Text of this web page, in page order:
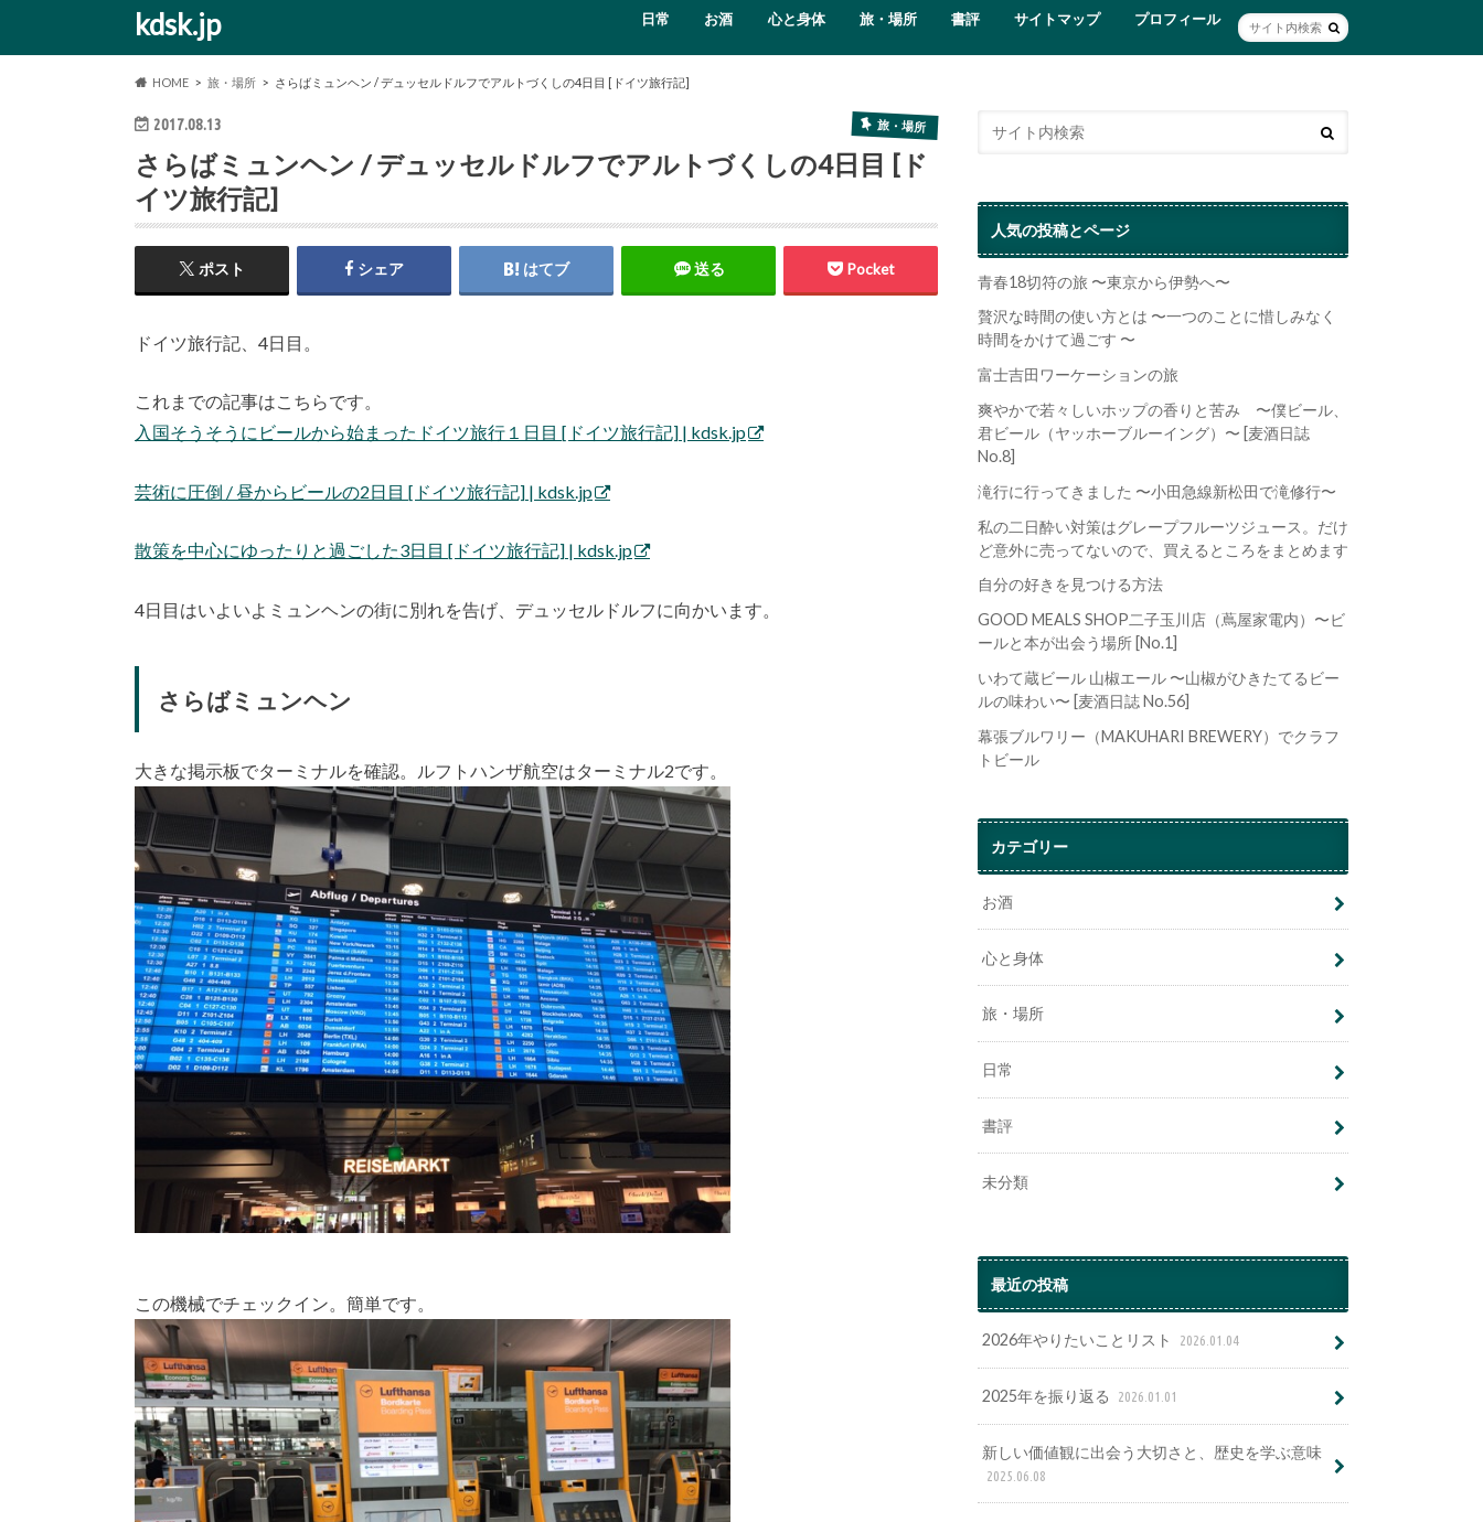
kdsk.jp 日常 お酒 心と身体 旅・場所 書評 サイトマップ プロフィール
HOME 旅・場所 さらばミュンヘン / デュッセルドルフでアルトづくしの4日目 [ドイツ旅行記]
2017.08.13 旅・場所
さらばミュンヘン / デュッセルドルフでアルトづくしの4日目 [ド
イツ旅行記]
ポスト シェア はてブ 送る Pocket
ドイツ旅行記、4日目。
これまでの記事はこちらです。
入国そうそうにビールから始まったドイツ旅行１日目 [ドイツ旅行記] | kdsk.jp
芸術に圧倒 / 昼からビールの2日目 [ドイツ旅行記] | kdsk.jp
散策を中心にゆったりと過ごした3日目 [ドイツ旅行記] | kdsk.jp
4日目はいよいよミュンヘンの街に別れを告げ、デュッセルドルフに向かいます。
さらばミュンヘン
大きな掲示板でターミナルを確認。ルフトハンザ航空はターミナル2です。
この機械でチェックイン。簡単です。
人気の投稿とページ
青春18切符の旅 〜東京から伊勢へ〜
贅沢な時間の使い方とは 〜一つのことに惜しみなく
時間をかけて過ごす 〜
富士吉田ワーケーションの旅
爽やかで若々しいホップの香りと苦み 〜僕ビール、
君ビール（ヤッホーブルーイング）〜 [麦酒日誌
No.8]
滝行に行ってきました 〜小田急線新松田で滝修行〜
私の二日酔い対策はグレープフルーツジュース。だけ
ど意外に売ってないので、買えるところをまとめます
自分の好きを見つける方法
GOOD MEALS SHOP二子玉川店（蔦屋家電内）〜ビ
ールと本が出会う場所 [No.1]
いわて蔵ビール 山椒エール 〜山椒がひきたてるビー
ルの味わい〜 [麦酒日誌 No.56]
幕張ブルワリー（MAKUHARI BREWERY）でクラフ
トビール
カテゴリー
お酒
心と身体
旅・場所
日常
書評
未分類
最近の投稿
2026年やりたいことリスト 2026.01.04
2025年を振り返る 2026.01.01
新しい価値観に出会う大切さと、歴史を学ぶ意味
2025.06.08